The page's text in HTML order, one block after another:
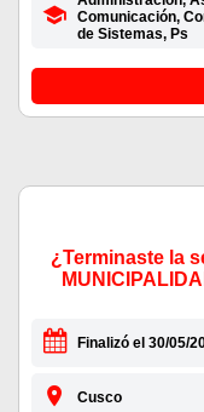
Comunicación,
de Sistemas, Ps
¿Terminaste la
Finalizó el 30/05/
Cusco